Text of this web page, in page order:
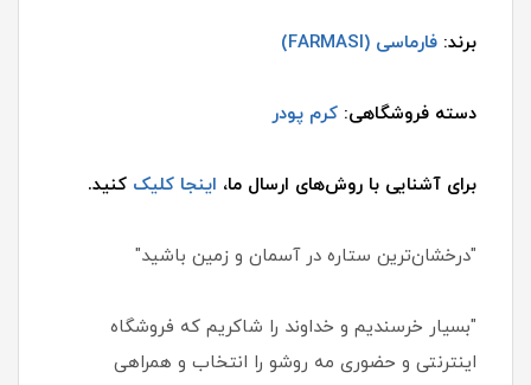
برند: فارماسی (FARMASI)
دسته فروشگاهی: کرم پودر
برای آشنایی با روش‌های ارسال ما، اینجا کلیک کنید.
"درخشان‌ترین ستاره در آسمان و زمین باشید"
"بسیار خرسندیم و خداوند را شاکریم که فروشگاه
اینترنتی و حضوری مه روشو را انتخاب و همراهی